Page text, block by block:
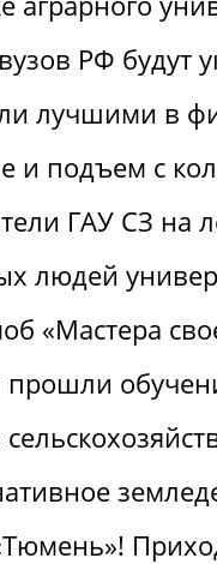
РФ будут
лучшими в
и подъем с
ГАУ СЗ
людей
«Мастера